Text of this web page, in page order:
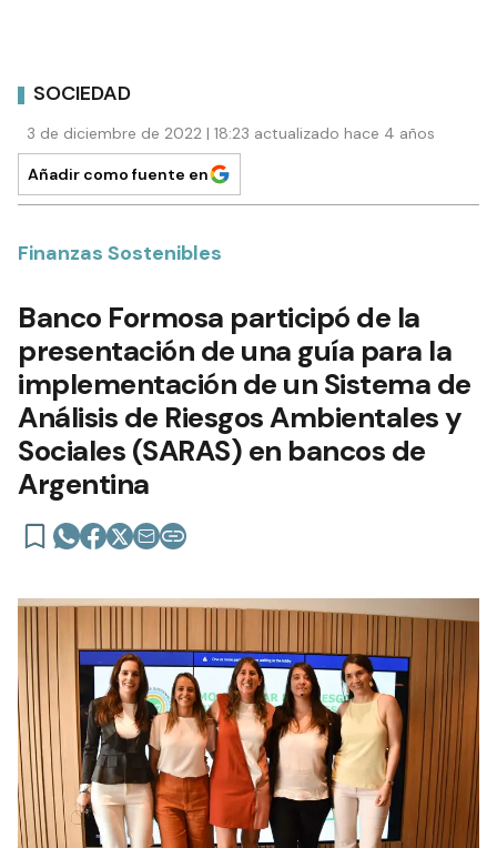
SOCIEDAD
3 de diciembre de 2022 | 18:23 actualizado hace 4 años
Añadir como fuente en
Finanzas Sostenibles
Banco Formosa participó de la
presentación de una guía para la
implementación de un Sistema de
Análisis de Riesgos Ambientales y
Sociales (SARAS) en bancos de
Argentina